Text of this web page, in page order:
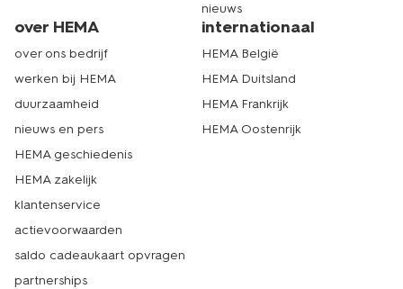
nieuws
over HEMA
over ons bedrijf
werken bij HEMA
duurzaamheid
nieuws en pers
HEMA geschiedenis
HEMA zakelijk
klantenservice
actievoorwaarden
saldo cadeaukaart opvragen
partnerships
internationaal
HEMA België
HEMA Duitsland
HEMA Frankrijk
HEMA Oostenrijk